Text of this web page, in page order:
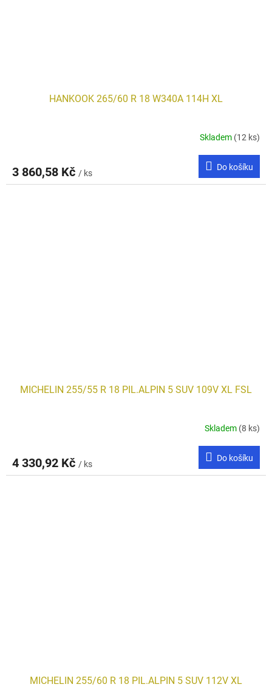
HANKOOK 265/60 R 18 W340A 114H XL
Skladem (12 ks)
3 860,58 Kč / ks
Do košíku
MICHELIN 255/55 R 18 PIL.ALPIN 5 SUV 109V XL FSL
Skladem (8 ks)
4 330,92 Kč / ks
Do košíku
MICHELIN 255/60 R 18 PIL.ALPIN 5 SUV 112V XL